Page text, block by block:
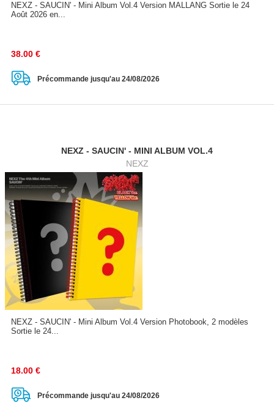
NEXZ - SAUCIN' - Mini Album Vol.4 Version MALLANG Sortie le 24
Août 2026 en...
38.00 €
Précommande jusqu'au 24/08/2026
NEXZ - SAUCIN' - MINI ALBUM VOL.4
NEXZ
NEXZ - SAUCIN' - Mini Album Vol.4 Version Photobook, 2 modèles
Sortie le 24...
18.00 €
Précommande jusqu'au 24/08/2026